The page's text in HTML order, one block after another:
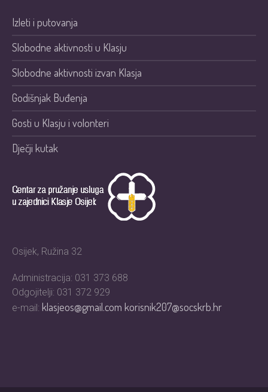
Izleti i putovanja
Slobodne aktivnosti u Klasju
Slobodne aktivnosti izvan Klasja
Godišnjak Buđenja
Gosti u Klasju i volonteri
Dječji kutak
Osijek, Ružina 32
Administracija: 031 373 688
Odgojitelji: 031 372 929
e-mail: klasjeos@gmail.comkorisnik207@socskrb.hr